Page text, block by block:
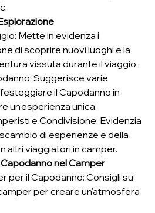
Mette in evidenza i
di scoprire nuovi luoghi e la
vissuta durante il viaggio.
Suggerisce varie
il Capodanno in
un'esperienza unica.
e Condivisione: Evidenzia
di esperienze e della
altri viaggiatori in camper.
nel Camper
per il Capodanno: Consigli su
per creare un'atmosfera